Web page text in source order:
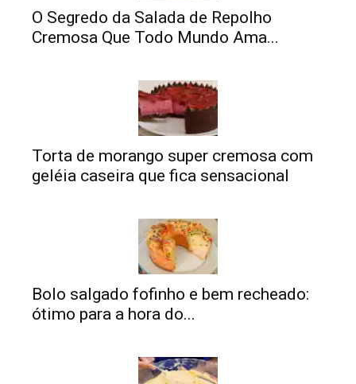
O Segredo da Salada de Repolho
Cremosa Que Todo Mundo Ama...
Torta de morango super cremosa com
geléia caseira que fica sensacional
Bolo salgado fofinho e bem recheado:
ótimo para a hora do...